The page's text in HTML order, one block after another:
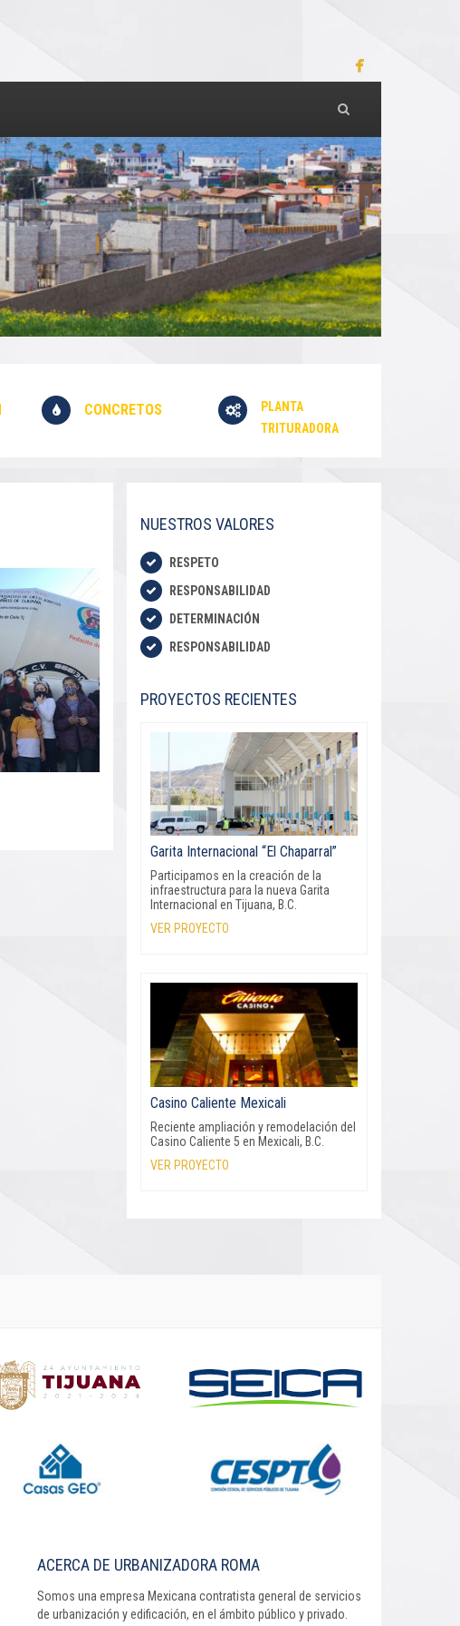
CONCRETOS
PLANTA
TRITURADORA
NUESTROS VALORES
RESPETO
RESPONSABILIDAD
DETERMINACIÓN
RESPONSABILIDAD
PROYECTOS RECIENTES
Garita Internacional “El Chaparral”
Participamos en la creación de la
infraestructura para la nueva Garita
Internacional en Tijuana, B.C.
VER PROYECTO
Casino Caliente Mexicali
Reciente ampliación y remodelación del
Casino Caliente 5 en Mexicali, B.C.
VER PROYECTO
ACERCA DE URBANIZADORA ROMA
Somos una empresa Mexicana contratista general de servicios
de urbanización y edificación, en el ámbito público y privado.